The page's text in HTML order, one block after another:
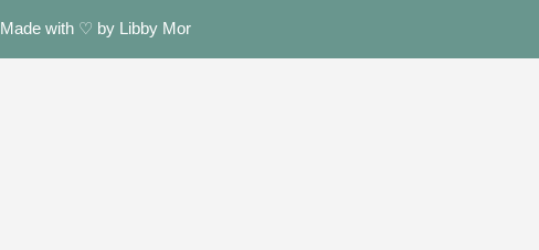
Made with ♡ by Libby Mor